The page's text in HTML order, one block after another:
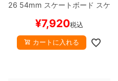
26 54mm スケートボード スケ
¥7,920税込
カートに入れる
シェイプデッキ
高性能デッキ